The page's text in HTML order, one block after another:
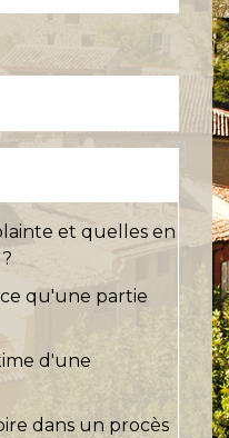
et quelles en
qu'une partie
d'une
dans un procès